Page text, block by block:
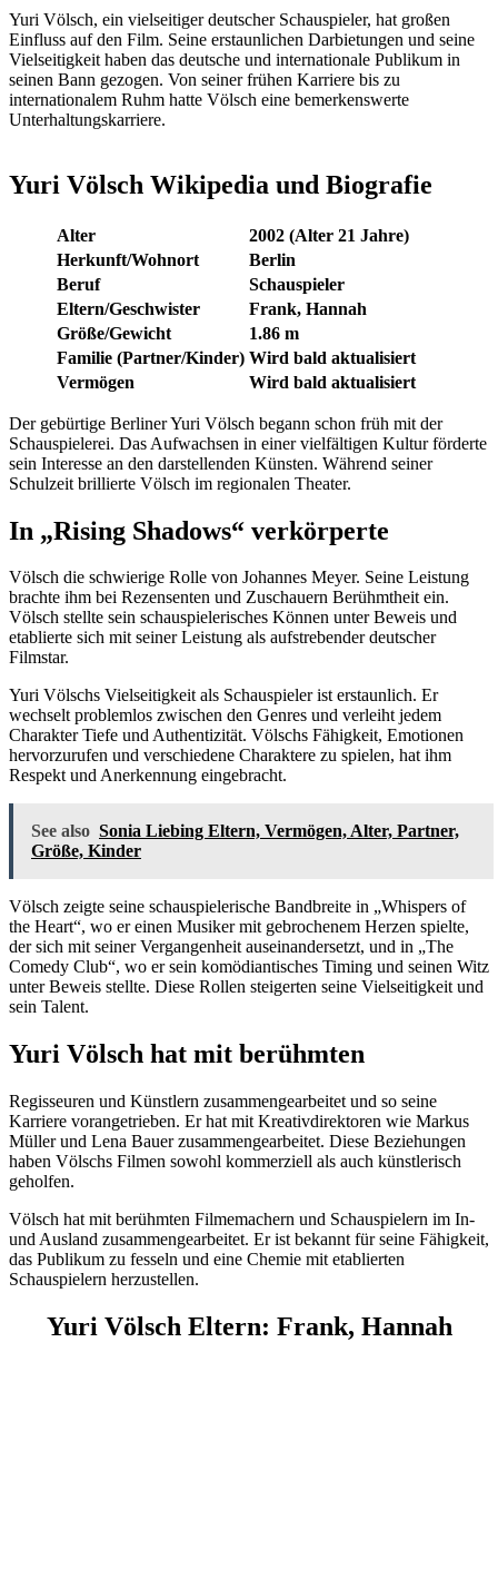
Yuri Völsch, ein vielseitiger deutscher Schauspieler, hat großen
Einfluss auf den Film. Seine erstaunlichen Darbietungen und seine
Vielseitigkeit haben das deutsche und internationale Publikum in
seinen Bann gezogen. Von seiner frühen Karriere bis zu
internationalem Ruhm hatte Völsch eine bemerkenswerte
Unterhaltungskarriere.
Yuri Völsch Wikipedia und Biografie
Alter
2002 (Alter 21 Jahre)
Herkunft/Wohnort
Berlin
Beruf
Schauspieler
Eltern/Geschwister
Frank, Hannah
Größe/Gewicht
1.86 m
Familie (Partner/Kinder) Wird bald aktualisiert
Vermögen
Wird bald aktualisiert
Der gebürtige Berliner Yuri Völsch begann schon früh mit der
Schauspielerei. Das Aufwachsen in einer vielfältigen Kultur förderte
sein Interesse an den darstellenden Künsten. Während seiner
Schulzeit brillierte Völsch im regionalen Theater.
In „Rising Shadows“ verkörperte
Völsch die schwierige Rolle von Johannes Meyer. Seine Leistung
brachte ihm bei Rezensenten und Zuschauern Berühmtheit ein.
Völsch stellte sein schauspielerisches Können unter Beweis und
etablierte sich mit seiner Leistung als aufstrebender deutscher
Filmstar.
Yuri Völschs Vielseitigkeit als Schauspieler ist erstaunlich. Er
wechselt problemlos zwischen den Genres und verleiht jedem
Charakter Tiefe und Authentizität. Völschs Fähigkeit, Emotionen
hervorzurufen und verschiedene Charaktere zu spielen, hat ihm
Respekt und Anerkennung eingebracht.
See also Sonia Liebing Eltern, Vermögen, Alter, Partner,
Größe, Kinder
Völsch zeigte seine schauspielerische Bandbreite in „Whispers of
the Heart“, wo er einen Musiker mit gebrochenem Herzen spielte,
der sich mit seiner Vergangenheit auseinandersetzt, und in „The
Comedy Club“, wo er sein komödiantisches Timing und seinen Witz
unter Beweis stellte. Diese Rollen steigerten seine Vielseitigkeit und
sein Talent.
Yuri Völsch hat mit berühmten
Regisseuren und Künstlern zusammengearbeitet und so seine
Karriere vorangetrieben. Er hat mit Kreativdirektoren wie Markus
Müller und Lena Bauer zusammengearbeitet. Diese Beziehungen
haben Völschs Filmen sowohl kommerziell als auch künstlerisch
geholfen.
Völsch hat mit berühmten Filmemachern und Schauspielern im In-
und Ausland zusammengearbeitet. Er ist bekannt für seine Fähigkeit,
das Publikum zu fesseln und eine Chemie mit etablierten
Schauspielern herzustellen.
Yuri Völsch Eltern: Frank, Hannah